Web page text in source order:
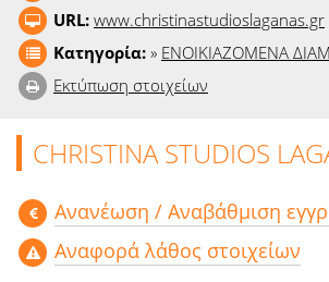
URL: www.christinastudioslaganas.gr
Κατηγορία: » ΕΝΟΙΚΙΑΖΟΜΕΝΑ
Εκτύπωση στοιχείων
CHRISTINA STUDIOS
Aνανέωση / Αναβάθμιση
Αναφορά λάθος στοιχείων